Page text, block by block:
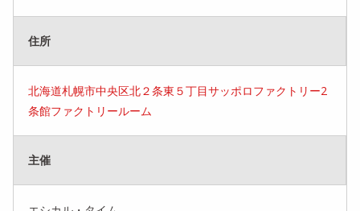
住所
北海道札幌市中央区北２条東５丁目サッポロファクトリー2
条館ファクトリールーム
主催